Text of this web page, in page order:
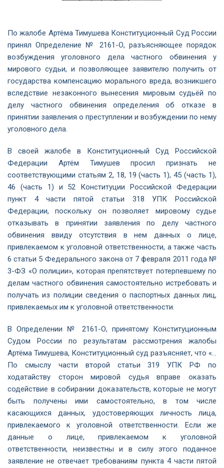
По жалобе Артёма Тимушева Конституционный Суд России
принял Определение № 2161-О, разъясняющее порядок
возбуждения уголовного дела частного обвинения у
мирового судьи, и позволяющее заявителю получить от
государства компенсацию морального вреда, возникшего
вследствие незаконного вынесения мировым судьёй по
делу частного обвинения определения об отказе в
принятии заявления о преступлении и возбуждении по нему
уголовного дела.
В своей жалобе в Конституционный Суд Российской
Федерации Артём Тимушев просил признать не
соответствующими статьям 2, 18, 19 (часть 1), 45 (часть 1),
46 (часть 1) и 52 Конституции Российской Федерации
пункт 4 части пятой статьи 318 УПК Российской
Федерации, поскольку он позволяет мировому судье
отказывать в принятии заявления по делу частного
обвинения ввиду отсутствия в нем данных о лице,
привлекаемом к уголовной ответственности, а также часть
6 статьи 5 Федерального закона от 7 февраля 2011 года №
3-ФЗ «О полиции», которая препятствует потерпевшему по
делам частного обвинения самостоятельно истребовать и
получать из полиции сведения о паспортных данных лиц,
привлекаемых им к уголовной ответственности.
В Определении № 2161-О, принятому Конституционным
Судом России по результатам рассмотрения жалобы
Артёма Тимушева, Конституционный суд разъясняет, что «…
По смыслу части второй статьи 319 УПК РФ по
ходатайству сторон мировой судья вправе оказать
содействие в собирании доказательств, которые не могут
быть получены ими самостоятельно, в том числе
касающихся данных, удостоверяющих личность лица,
привлекаемого к уголовной ответственности. Если же
данные о лице, привлекаемом к уголовной
ответственности, неизвестны и в силу этого поданное
заявление не отвечает требованиям пункта 4 части пятой